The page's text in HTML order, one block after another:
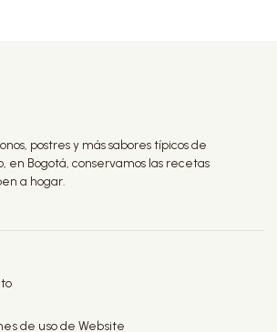
postres y más sabores típicos de
en Bogotá, conservamos las recetas
a hogar.
de uso de Website